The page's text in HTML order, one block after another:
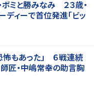
ボミと勝みなみ ２３歳・
ィーで首位発進「ビッ
怖もあった」 ６戦連続
・中嶋常幸の助言胸